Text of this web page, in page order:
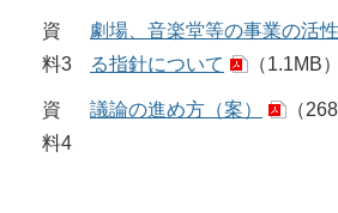
資
料3
劇場、音楽堂等の事業の活
る指針について
（1.1MB）
資
料4
議論の進め方（案） （